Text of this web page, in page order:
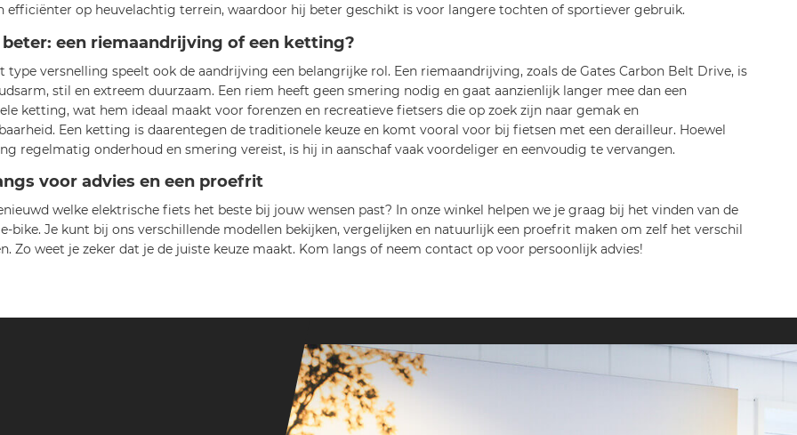
efficiënter op heuvelachtig terrein, waardoor hij beter geschikt is voor langere tochten of sportiever gebruik.
een riemaandrijving of een ketting?
type versnelling speelt ook de aandrijving een belangrijke rol. Een riemaandrijving, zoals de Gates Carbon Belt Drive, is
stil en extreem duurzaam. Een riem heeft geen smering nodig en gaat aanzienlijk langer mee dan een
ketting, wat hem ideaal maakt voor forenzen en recreatieve fietsers die op zoek zijn naar gemak en
Een ketting is daarentegen de traditionele keuze en komt vooral voor bij fietsen met een derailleur. Hoewel
regelmatig onderhoud en smering vereist, is hij in aanschaf vaak voordeliger en eenvoudig te vervangen.
voor advies en een proefrit
welke elektrische fiets het beste bij jouw wensen past? In onze winkel helpen we je graag bij het vinden van de
bike. Je kunt bij ons verschillende modellen bekijken, vergelijken en natuurlijk een proefrit maken om zelf het verschil
Zo weet je zeker dat je de juiste keuze maakt. Kom langs of neem contact op voor persoonlijk advies!